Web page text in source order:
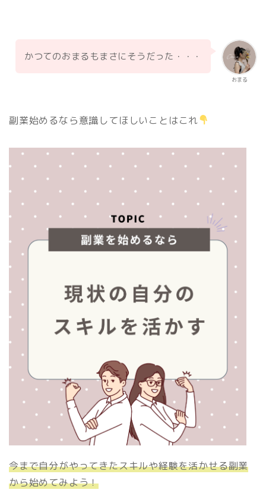
おまる
かつてのおまるもまさにそうだった・・・
副業始めるなら意識してほしいことはこれ
今まで自分がやってきたスキルや経験を活かせる副業
から始めてみよう！